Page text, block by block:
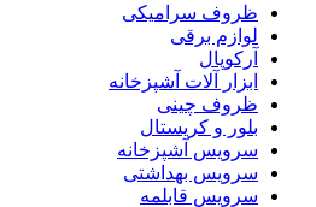
ظروف سرامیکی
لوازم برقی
آرکوپال
ابزار آلات آشپزخانه
ظروف چینی
بلور و کریستال
سرویس آشپزخانه
سرویس بهداشتی
سرویس قابلمه